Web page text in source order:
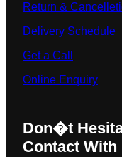
Return &
Delivery Schedule
Get a Call
Online Enquiry
Don�t
Contact With